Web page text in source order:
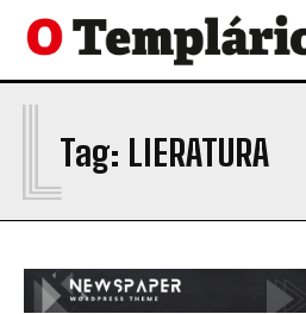
Tag: LIERATURA
L